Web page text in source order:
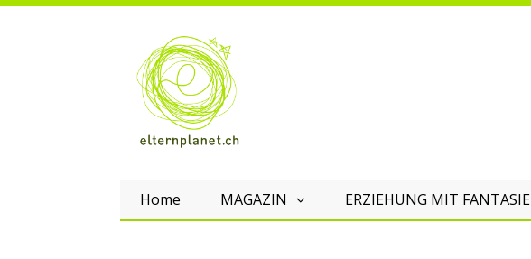
Home MAGAZIN ERZIEHUNG MIT FANTASIE